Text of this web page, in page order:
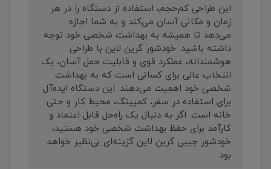
این طراحی کم‌حجم، استفاده از دستگاه را در هر
زمان و مکانی آسان می‌کند و به شما اجازه
می‌دهد تا همیشه به بهداشت شخصی خود توجه
داشته باشید. خودشور گرین لاین با طراحی
هوشمندانه، عملکرد قوی و قابلیت حمل آسان، یک
انتخاب عالی برای کسانی است که به بهداشت
شخصی خود اهمیت می‌دهند. این دستگاه ایده‌آل
برای استفاده در سفر، کمپینگ، محیط کار و حتی
خانه است. اگر به دنبال یک راه‌حل قابل اعتماد و
کارآمد برای حفظ بهداشت شخصی خود هستید،
خودشور جیبی گرین لاین گزینه‌ای بی‌نظیر خواهد
بود.